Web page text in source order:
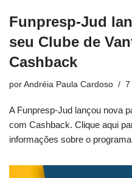
Funpresp-Jud
seu Clube de
Cashback
por Andréia Paula Cardoso 7
A Funpresp-Jud lançou nova
com Cashback. Clique aqui
informações sobre o